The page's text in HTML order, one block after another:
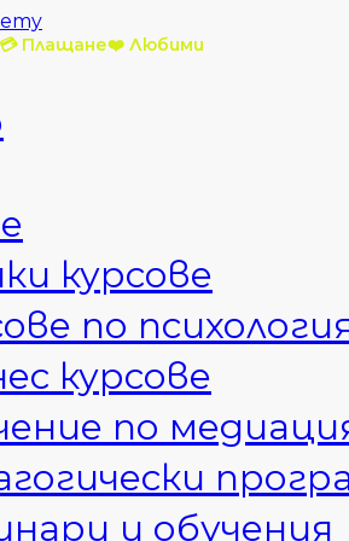
💳 Плащане❤️ Любими
курсове
по
курсове
по
и обучения